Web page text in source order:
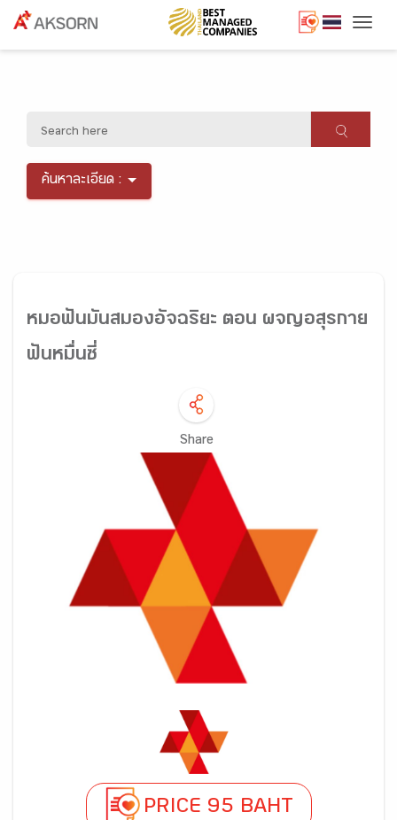
ค้นหาละเอียด :
หมอฟันมันสมองอัจฉริยะ ตอน ผจญอสุรกาย
ฟันหมื่นซี่
Share
PRICE 95 BAHT